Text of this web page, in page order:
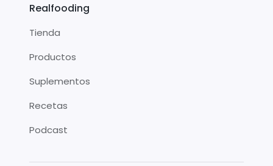
Realfooding
Tienda
Productos
Suplementos
Recetas
Podcast